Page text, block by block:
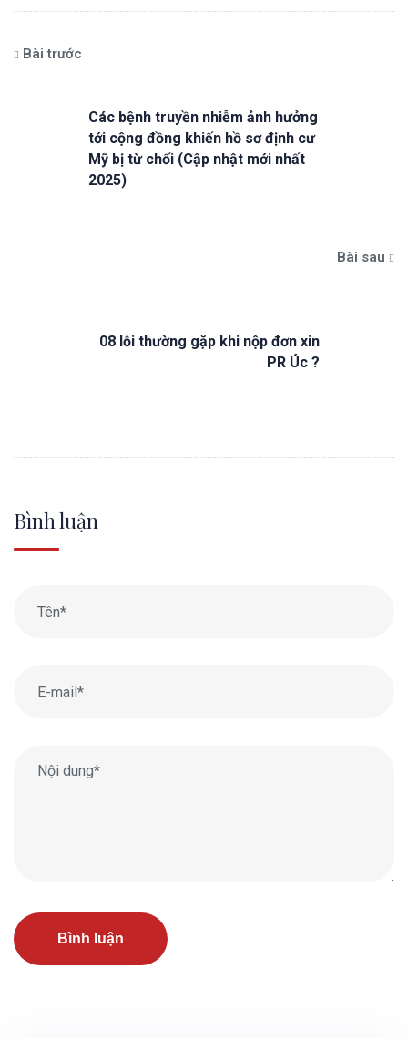
Bài trước
Các bệnh truyền nhiễm ảnh hưởng
tới cộng đồng khiến hồ sơ định cư
Mỹ bị từ chối (Cập nhật mới nhất
2025)
Bài sau
08 lỗi thường gặp khi nộp đơn xin
PR Úc ?
Bình luận